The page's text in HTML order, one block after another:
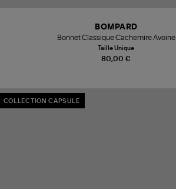
80,00 €
BOMPARD
Bonnet Classique Cachemire Avoine
Taille Unique
COLLECTION CAPSULE